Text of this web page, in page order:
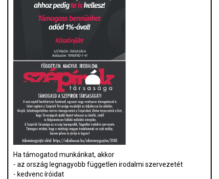
Ha támogatod munkánkat, akkor
- az ország legnagyobb független irodalmi szervezetét
- kedvenc íróidat